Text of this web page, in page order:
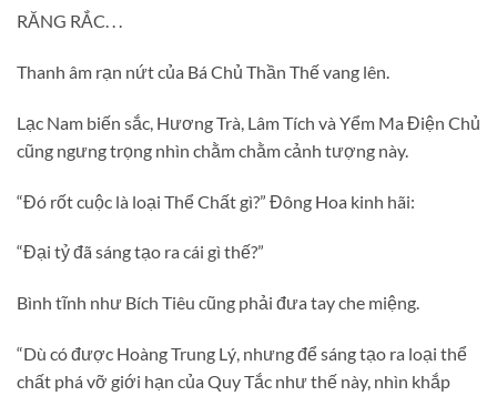
RĂNG RẮC. . .
Thanh âm rạn nứt của Bá Chủ Thần Thế vang lên.
Lạc Nam biến sắc, Hương Trà, Lâm Tích và Yểm Ma Điện Chủ
cũng ngưng trọng nhìn chằm chằm cảnh tượng này.
“Đó rốt cuộc là loại Thể Chất gì?” Đông Hoa kinh hãi:
“Đại tỷ đã sáng tạo ra cái gì thế?”
Bình tĩnh như Bích Tiêu cũng phải đưa tay che miệng.
“Dù có được Hoàng Trung Lý, nhưng để sáng tạo ra loại thể
chất phá vỡ giới hạn của Quy Tắc như thế này, nhìn khắp